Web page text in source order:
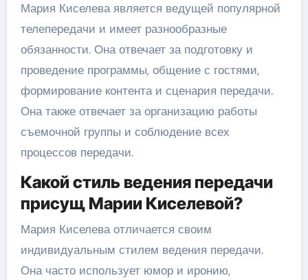
Мария Киселева является ведущей популярной
телепередачи и имеет разнообразные
обязанности. Она отвечает за подготовку и
проведение программы, общение с гостями,
формирование контента и сценария передачи.
Она также отвечает за организацию работы
съемочной группы и соблюдение всех
процессов передачи.
Какой стиль ведения передачи
присущ Марии Киселевой?
Мария Киселева отличается своим
индивидуальным стилем ведения передачи.
Она часто использует юмор и иронию,